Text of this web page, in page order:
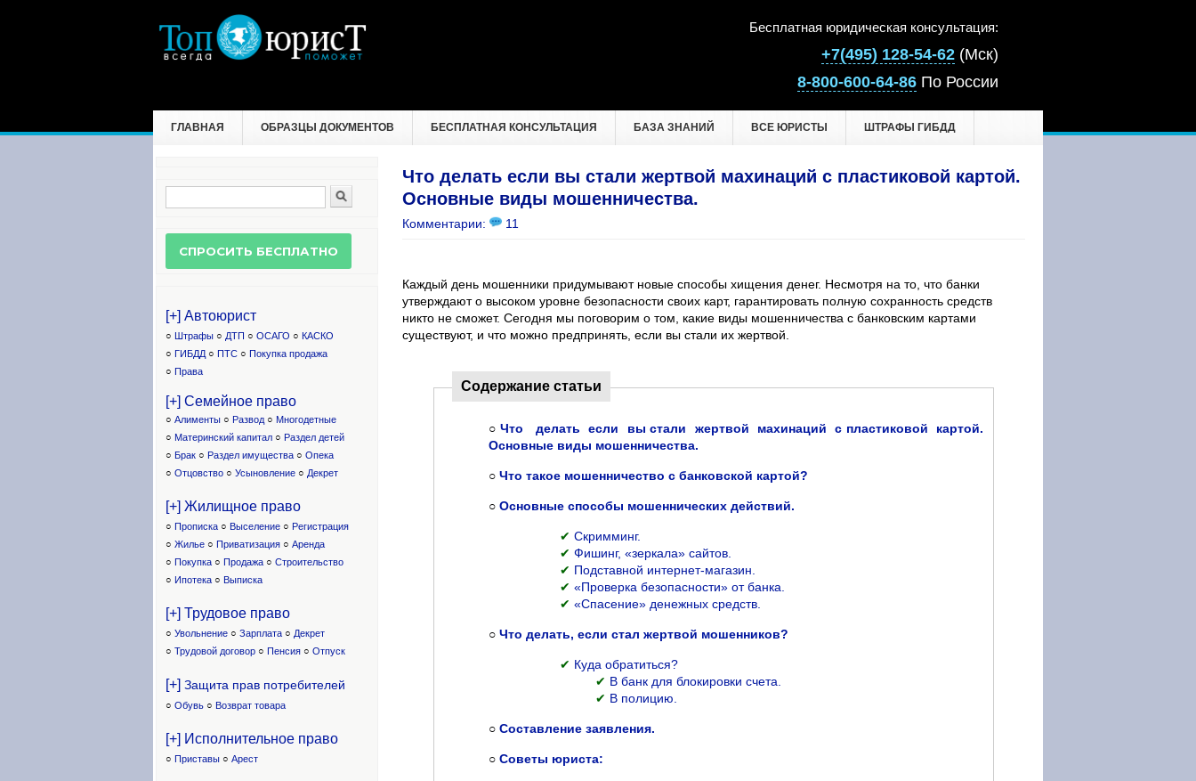
Бесплатная юридическая консультация:
+7(495) 128-54-62 (Мск)
8-800-600-64-86 По России
ГЛАВНАЯ ОБРАЗЦЫ ДОКУМЕНТОВ БЕСПЛАТНАЯ КОНСУЛЬТАЦИЯ БАЗА ЗНАНИЙ ВСЕ ЮРИСТЫ ШТРАФЫ ГИБДД
Что делать если вы стали жертвой махинаций с пластиковой картой.
Основные виды мошенничества.
Комментарии: 11
Каждый день мошенники придумывают новые способы хищения денег. Несмотря на то, что банки
утверждают о высоком уровне безопасности своих карт, гарантировать полную сохранность средств
никто не сможет. Сегодня мы поговорим о том, какие виды мошенничества с банковским картами
существуют, и что можно предпринять, если вы стали их жертвой.
Содержание статьи
○Что делать если вы стали жертвой махинаций с пластиковой картой.
Основные виды мошенничества.
○ Что такое мошенничество с банковской картой?
○ Основные способы мошеннических действий.
✔ Скримминг.
✔ Фишинг, «зеркала» сайтов.
✔ Подставной интернет-магазин.
✔ «Проверка безопасности» от банка.
✔ «Спасение» денежных средств.
○ Что делать, если стал жертвой мошенников?
✔ Куда обратиться?
✔ В банк для блокировки счета.
✔ В полицию.
○ Составление заявления.
○ Советы юриста:
Форма поиска
[+] Автоюрист
○ Штрафы ○ ДТП ○ ОСАГО ○ КАСКО
○ ГИБДД ○ ПТС ○ Покупка продажа
○ Права
[+] Семейное право
○ Алименты ○ Развод ○ Многодетные
○ Материнский капитал ○ Раздел детей
○ Брак ○ Раздел имущества ○ Опека
○ Отцовство ○ Усыновление ○ Декрет
[+] Жилищное право
○ Прописка ○ Выселение ○ Регистрация
○ Жилье ○ Приватизация ○ Аренда
○ Покупка ○ Продажа ○ Строительство
○ Ипотека ○ Выписка
[+] Трудовое право
○ Увольнение ○ Зарплата ○ Декрет
○ Трудовой договор ○ Пенсия ○ Отпуск
[+] Защита прав потребителей
○ Обувь ○ Возврат товара
[+] Исполнительное право
○ Приставы ○ Арест